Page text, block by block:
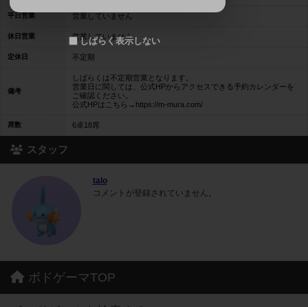
平日営業 営業していません
休日営業 営業していません
定休日 不定期
備考
しばらくは不定期営業となります。
営業日に関しては、公式HPからアクセスできる予約カレンダーを
ご確認ください。
公式HPはこちら→https://m-mura.com/
席数 6卓18席
スタッフ
talo
コメントが登録されていません。
しばらく表示しない
ボドゲーマTOP